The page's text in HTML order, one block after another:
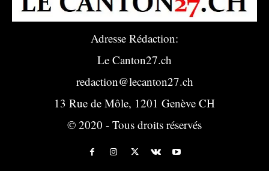
Adresse Rédaction:
Le Canton27.ch
redaction@lecanton27.ch
13 Rue de Môle, 1201 Genève CH
© 2020 - Tous droits réservés